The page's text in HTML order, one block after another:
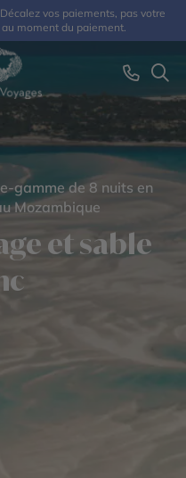
vos paiements, pas votre
moment du paiement.
gamme de 8 nuits en
Mozambique
et sable